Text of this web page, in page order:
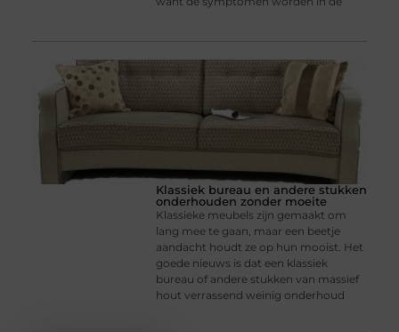
Klassiek bureau en andere stukken
onderhouden zonder moeite
Klassieke meubels zijn gemaakt om
lang mee te gaan, maar een beetje
aandacht houdt ze op hun mooist. Het
goede nieuws is dat een klassiek
bureau of andere stukken van massief
hout verrassend weinig onderhoud